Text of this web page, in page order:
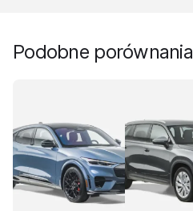
Podobne porównania